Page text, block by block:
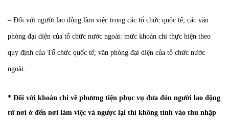
– Đối với người lao động làm việc trong các tổ chức quốc tế; các văn
phòng đại diện của tổ chức nước ngoài: mức khoán chi thực hiện theo
quy định của Tổ chức quốc tế; văn phòng đại diện của tổ chức nước
ngoài.
* Đối với khoản chi về phương tiện phục vụ đưa đón người lao động
từ nơi ở đến nơi làm việc và ngược lại thì không tính vào thu nhập